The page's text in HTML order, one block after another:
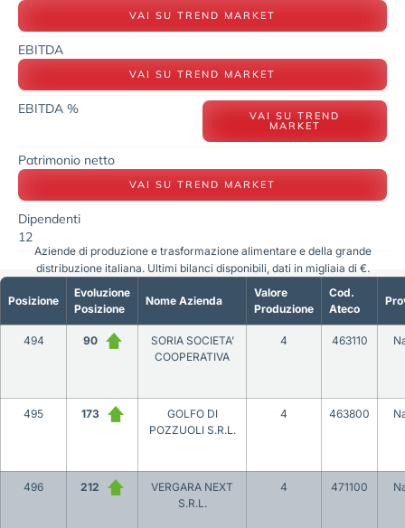
VAI SU TREND MARKET
EBITDA
VAI SU TREND MARKET
EBITDA % VAI SU TREND
MARKET
Patrimonio netto
VAI SU TREND MARKET
Dipendenti
12
Posizione
Evoluzione
Posizione
Nome Azienda
Valore
Produzione
Cod.
Ateco
494 90
SORIA SOCIETA’
COOPERATIVA
4 463110
495 173
GOLFO DI
POZZUOLI S.R.L.
4 463800
496 212
VERGARA NEXT
S.R.L.
4 471100
Aziende di produzione e trasformazione alimentare e della grande
distribuzione italiana. Ultimi bilanci disponibili, dati in migliaia di €.